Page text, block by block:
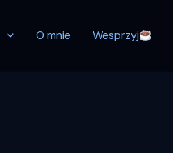
O mnie Wesprzyj